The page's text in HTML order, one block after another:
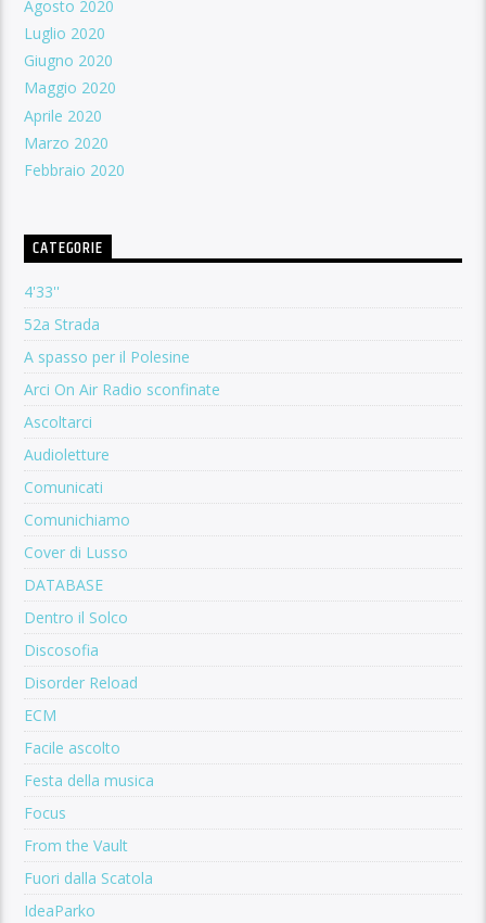
Agosto 2020
Luglio 2020
Giugno 2020
Maggio 2020
Aprile 2020
Marzo 2020
Febbraio 2020
CATEGORIE
4'33''
52a Strada
A spasso per il Polesine
Arci On Air Radio sconfinate
Ascoltarci
Audioletture
Comunicati
Comunichiamo
Cover di Lusso
DATABASE
Dentro il Solco
Discosofia
Disorder Reload
ECM
Facile ascolto
Festa della musica
Focus
From the Vault
Fuori dalla Scatola
IdeaParko